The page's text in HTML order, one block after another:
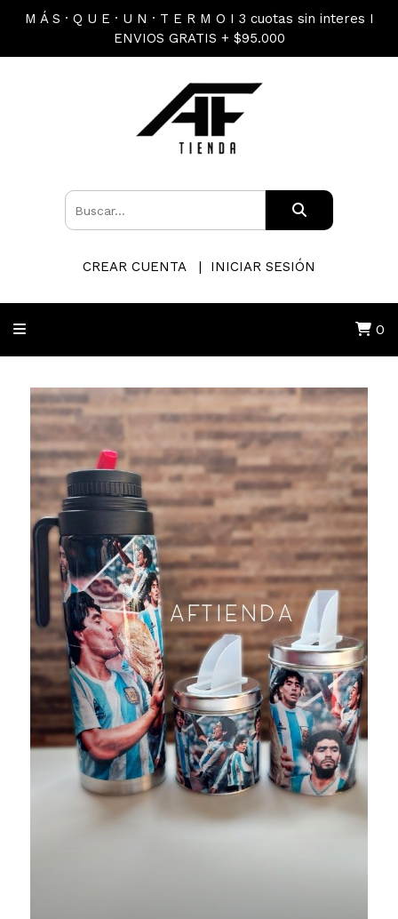
M Á S · Q U E · U N · T E R M O I 3 cuotas sin interes I
ENVIOS GRATIS + $95.000
CREAR CUENTA INICIAR SESIÓN
0